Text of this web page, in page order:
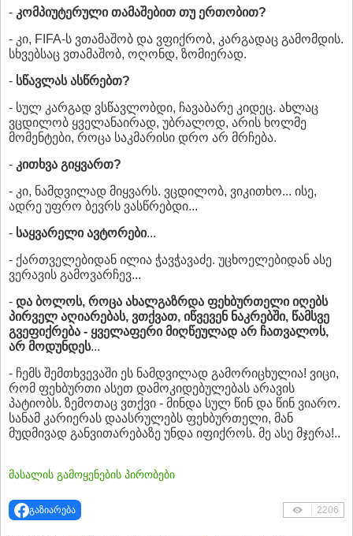
- კომპიუტერული თამაშებით თუ ერთობით?
- კი, FIFA-ს ვთამაშობ და ვფიქრობ, კარგადაც გამომდის.
სხვებსაც ვთამაშობ, ოღონდ, ზომიერად.
- სწავლას ასწრებთ?
- სულ კარგად ვსწავლობდი, ჩავაბარე კიდეც. ახლაც
ვცდილობ ყველანაირად, უბრალოდ, არის ხოლმე
მომენტები, როცა საკმარისი დრო არ მრჩება.
- კითხვა გიყვართ?
- კი, ნამდვილად მიყვარს. ვცდილობ, ვიკითხო... ისე,
ადრე უფრო ბევრს ვასწრებდი...
- საყვარელი ავტორები...
- ქართველებიდან ილია ჭავჭავაძე. უცხოელებიდან ასე
ვერავის გამოვარჩევ...
- და ბოლოს, როცა ახალგაზრდა ფეხბურთელი იღებს
პირველ აღიარებას, ვთქვათ, იწვევენ ნაკრებში, წამსვე
გვეფიქრება - ყველაფერი მიღწეულად არ ჩათვალოს,
არ მოდუნდეს...
- ჩემს შემთხვევაში ეს ნამდვილად გამორიცხულია! ვიცი,
რომ ფეხბურთი ასეთ დამოკიდებულებას არავის
პატიობს. ზემოთაც ვთქვი - მინდა სულ წინ და წინ ვიარო.
სანამ კარიერას დაასრულებს ფეხბურთელი, მან
მუდმივად განვითარებაზე უნდა იფიქროს. მე ასე მჯერა!..
მასალის გამოყენების პირობები
გაზიარება 2206